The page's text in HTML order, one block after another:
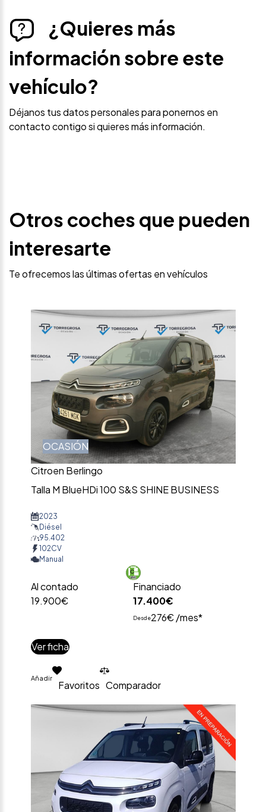
¿Quieres más
información sobre este
vehículo?
Déjanos tus datos personales para ponernos en
contacto contigo si quieres más información.
Otros coches que pueden
interesarte
Te ofrecemos las últimas ofertas en vehículos
OCASIÓN
Citroen Berlingo
Talla M BlueHDi 100 S&S SHINE BUSINESS
2023
Diésel
95.402
102CV
Manual
Al contado
19.900€
Financiado
17.400€
Desde276€ /mes*
Ver ficha
Añadir
Favoritos Comparador